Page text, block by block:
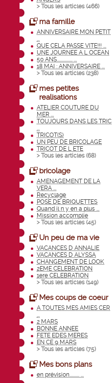
> Tous les articles (466)
ma famille
ANNIVERSAIRE MON PETIT
...
QUE CELA PASSE VITE!!! ...
UNE JOURNEE A L OCEAN
50 ANS................ ...
18 MAI : ANNIVERSAIRE ...
> Tous les articles (238)
mes petites
realisations
ATELIER COUTURE DU
MER ...
TOUJOURS DANS LES TRIC
...
TRICOT(S)
UN PEU DE BRICOLAGE
TRICOT DE L ETE
> Tous les articles (68)
bricolage
AMENAGEMENT DE LA
VERA ...
Recyclage
POSE DE BRIQUETTES
Quand il n y en a plus ...
Mission accomplie
> Tous les articles (45)
Un peu de ma vie
VACANCES D ANNALIE
VACANCES D ALYSSA
CHANGEMENT DE LOOK
2EME CELEBRATION
1ere CELEBRATION
> Tous les articles (149)
Mes coups de coeur
A TOUTES MES AMIES CER
...
2 MARS
BONNE ANNEE
FETE EDES MERES
EN CE 9 MARS
> Tous les articles (75)
Mes bons plans
en prévision.......... ...